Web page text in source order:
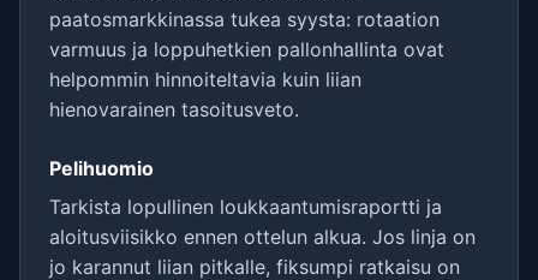
paatosmarkkinassa tukea syysta: rotaation
varmuus ja loppuhetkien pallonhallinta ovat
helpommin hinnoiteltavia kuin liian
hienovarainen tasoitusveto.
Pelihuomio
Tarkista lopullinen loukkaantumisraportti ja
aloitusviisikko ennen ottelun alkua. Jos linja on
jo karannut liian pitkalle, fiksumpi ratkaisu on